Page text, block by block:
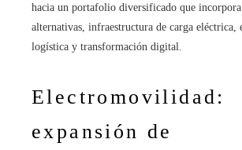
hacia un portafolio diversificado que incorpora
alternativas, infraestructura de carga eléctrica,
logística y transformación digital.
Electromovilidad:
expansión de